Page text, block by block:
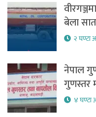
बेला
२ घण्टा
नेपाल
गुणस्तर
४ घण्टा